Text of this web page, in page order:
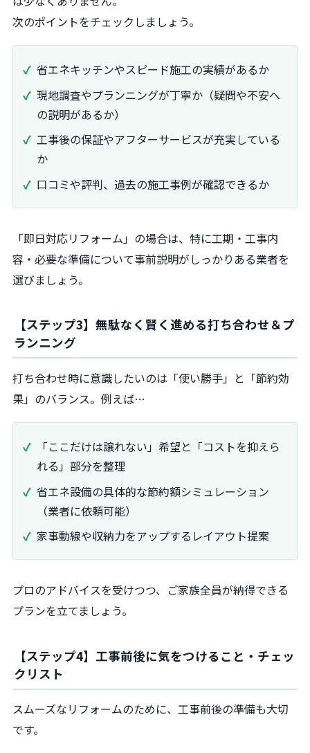
次のポイントをチェックしましょう。
省エネキッチンやスピード施工の実績があるか
現地調査やプランニングが丁寧か（疑問や不安へ
の説明があるか）
工事後の保証やアフターサービスが充実している
か
口コミや評判、過去の施工事例が確認できるか
「即日対応リフォーム」の場合は、特に工期・工事内
容・必要な準備について事前説明がしっかりある業者を
選びましょう。
【ステップ3】無駄なく賢く進める打ち合わせ＆プ
ランニング
打ち合わせ時に意識したいのは「使い勝手」と「節約効
果」のバランス。例えば…
「ここだけは譲れない」希望と「コストを抑えら
れる」部分を整理
省エネ設備の具体的な節約額シミュレーション
（業者に依頼可能）
家事動線や収納力をアップするレイアウト提案
プロのアドバイスを受けつつ、ご家族全員が納得できる
プランを立てましょう。
【ステップ4】工事前後に気をつけること・チェッ
クリスト
スムーズなリフォームのために、工事前後の準備も大切
です。